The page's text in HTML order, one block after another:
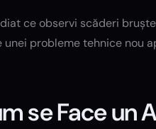
ce observi scăderi
probleme tehnice nou
se Face un